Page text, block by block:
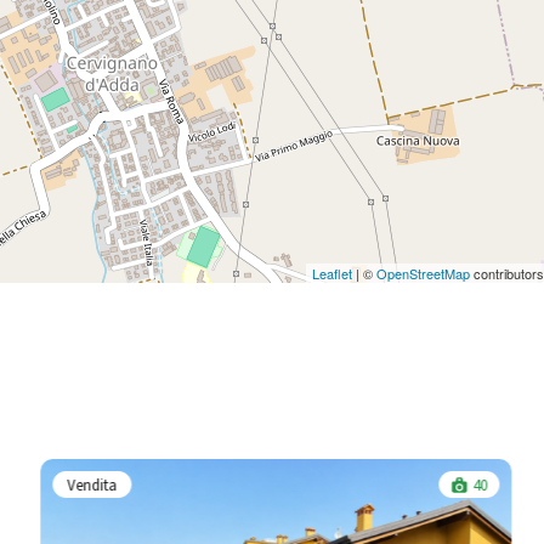
Leaflet| ©OpenStreetMapcontributors
Vendita 40